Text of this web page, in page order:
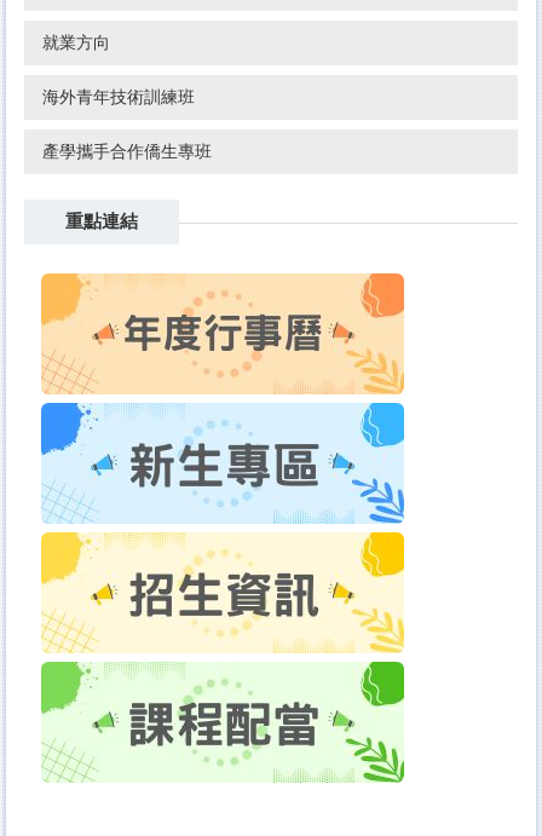
就業方向
海外青年技術訓練班
產學攜手合作僑生專班
重點連結